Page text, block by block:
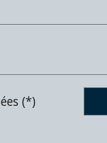
(*)